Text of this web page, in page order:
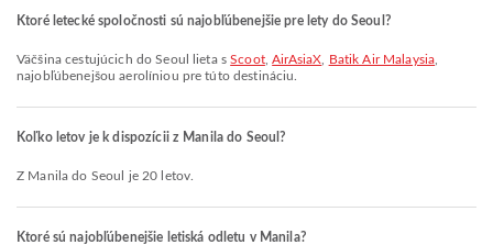
Ktoré letecké spoločnosti sú najobľúbenejšie pre lety do Seoul?
Väčšina cestujúcich do Seoul lieta sScoot,AirAsiaX Batik Air Malaysia
najobľúbenejšou aerolíniou pre túto destináciu.
Koľko letov je k dispozícii z Manila do Seoul?
Z Manila do Seoul je 20 letov.
Ktoré sú najobľúbenejšie letiská odletu v Manila?